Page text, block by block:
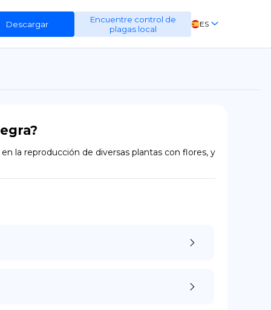
Descargar
Encuentre control de
plagas local
ES
EN
la reproducción de diversas plantas con flores, y